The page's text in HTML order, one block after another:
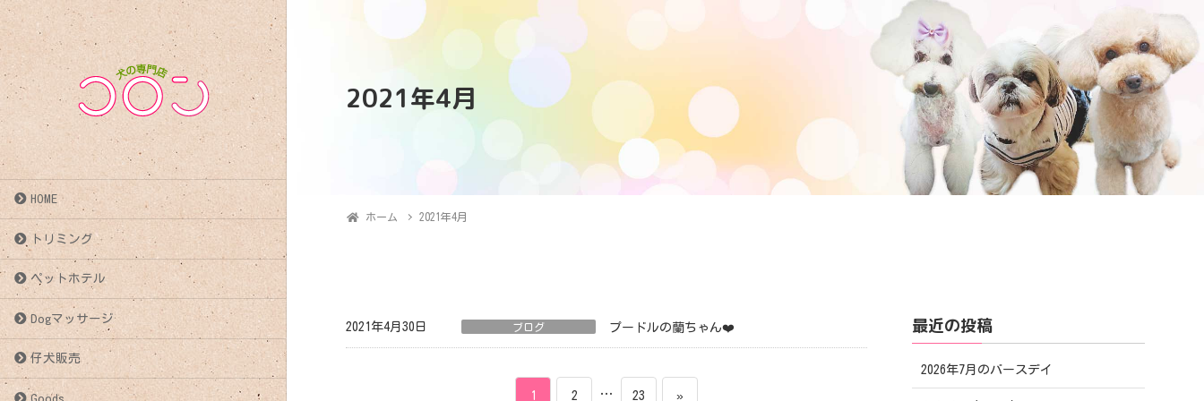
HOME
トリミング
ペットホテル
Dogマッサージ
仔犬販売
Goods
2021年4月
ホーム 2021年4月
2021年4月30日 ブログ プードルの蘭ちゃん❤️
ペ
1 ペ
2 … ペ
23 »
最近の投稿
2026年7月のバースデイ